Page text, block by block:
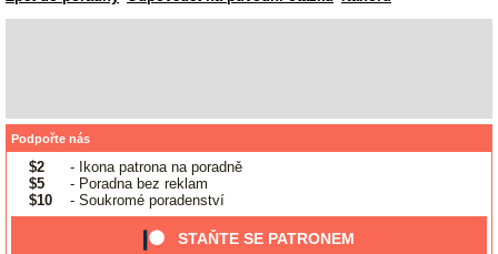
Podpořte nás
$2
- Ikona patrona na poradně
$5
- Poradna bez reklam
$10
- Soukromé poradenství
STAŇTE SE PATRONEM